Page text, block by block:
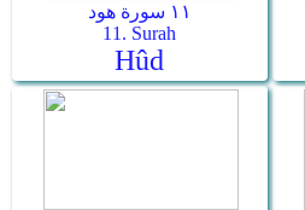
١١ سورة هود
11. Surah
Hûd